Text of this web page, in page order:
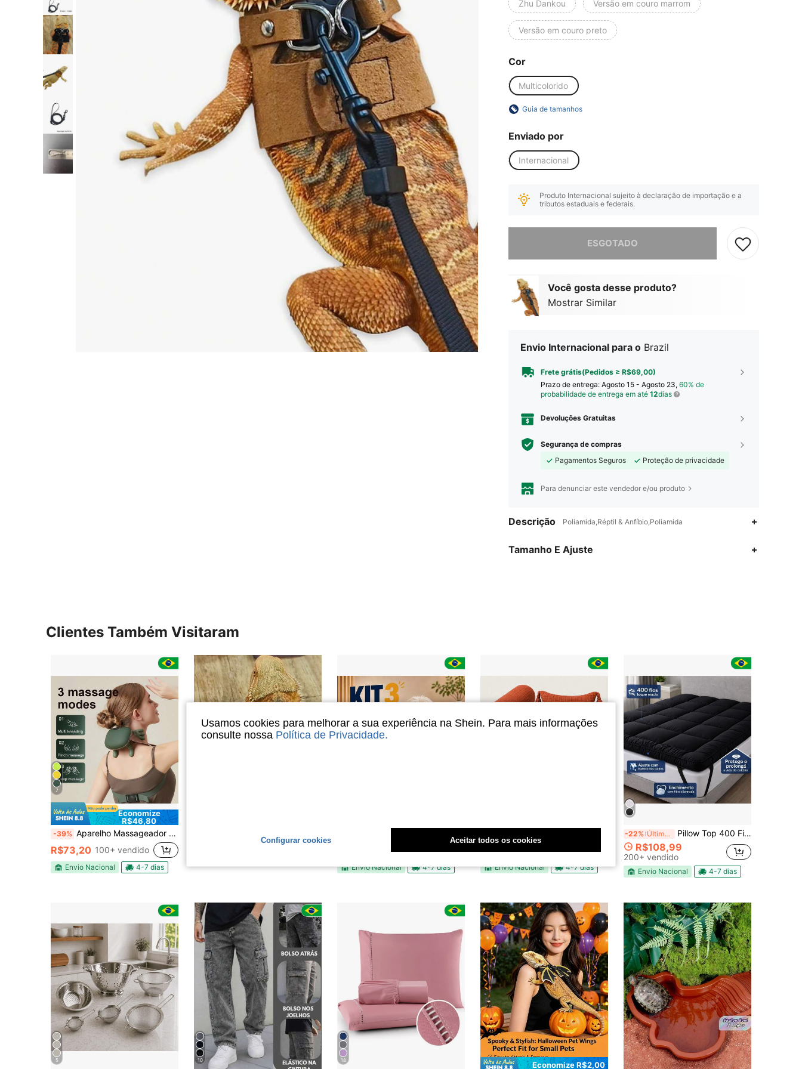
Zhu Dankou Versão em couro marrom
Versão em couro preto
Cor
Multicolorido
Guia de tamanhos
Enviado por
Internacional
Produto Internacional sujeito à declaração de importação e a
tributos estaduais e federais.
ESGOTADO
Você gosta desse produto?
Mostrar Similar
Envio Internacional para o Brazil
Frete grátis(Pedidos ≥ R$69,00)
Prazo de entrega: Agosto 15 - Agosto 23, 60% de
probabilidade de entrega em até 12dias
Devoluções Gratuitas
Segurança de compras
Pagamentos Seguros
Proteção de privacidade
Para denunciar este vendedor e/ou produto
Descrição Poliamida,Réptil & Anfíbio,Poliamida
Tamanho E Ajuste
Clientes Também Visitaram
7
Economize
R$46,80
-39% Aparelho Massageador de Pescoço e Ombros com Dedo Biomimético, Terapia de Calor, 3 Modos de Massagem, Intensidade Ajustável, Cabeçote de Silicone Flexível para Alívio de Tensão Muscular Cervical
R$73,20 100+ vendido
Envio Nacional 4-7 dias Envio Nacional 4-7 dias
R$71,00 100+ vendido
Envio Nacional 4-7 dias
-22% Últimos 3 dias Pillow Top 400 Fios Matelado – Solteiro, Casal, Queen e King - Toque Extra Macio com Elástico
R$108,99
200+ vendido
Envio Nacional 4-7 dias
5 10 18 Economize R$2,00
Usamos cookies para melhorar a sua experiência na Shein. Para mais informações
consulte nossa Política de Privacidade.
Configurar cookies Aceitar todos os cookies